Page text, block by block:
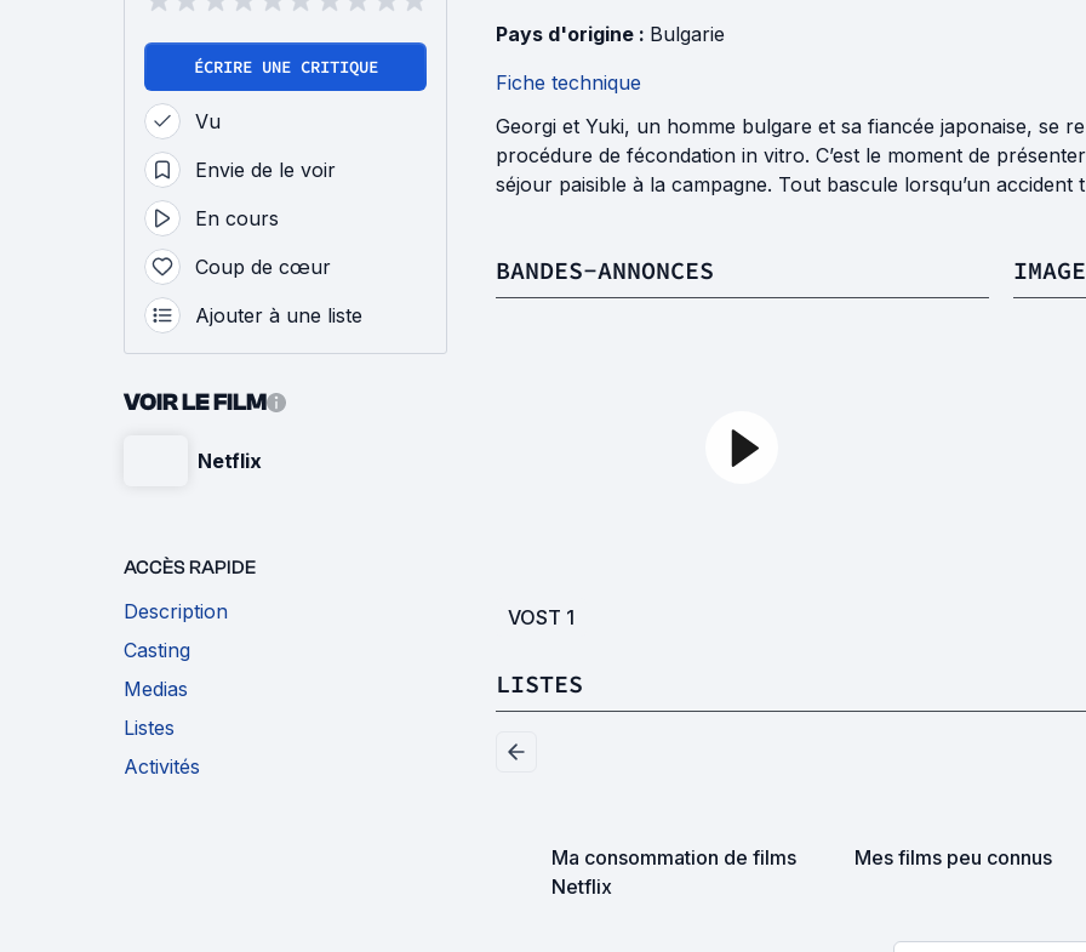
ÉCRIRE UNE CRITIQUE
Vu
Envie de le voir
En cours
Coup de cœur
Ajouter à une liste
VOIR LE FILM
Netflix
ACCÈS RAPIDE
Description
Casting
Medias
Listes
Activités
Pays d'origine : Bulgarie
Fiche technique
Georgi et Yuki, un homme bulgare et sa fiancée japonaise, se
procédure de fécondation in vitro. C’est le moment de
séjour paisible à la campagne. Tout bascule lorsqu’un
BANDES-ANNONCES
VOST 1
LISTES
Ma consommation de films
Netflix
Mes films peu connus